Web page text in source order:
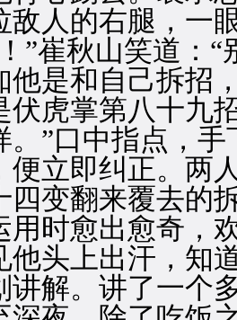
敌人的右腿，一
”崔秋山笑道：
和自己拆招，
伏虎掌第八十九
。”口中指点，
便立即纠正。两
四变翻来覆去的
用时愈出愈奇，
他头上出汗，知
讲解。讲了一个